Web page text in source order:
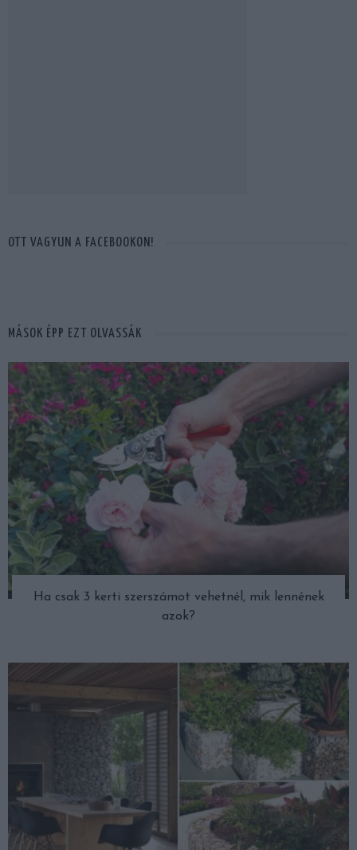
OTT VAGYUN A FACEBOOKON!
MÁSOK ÉPP EZT OLVASSÁK
Ha csak 3 kerti szerszámot vehetnél, mik lennének
azok?